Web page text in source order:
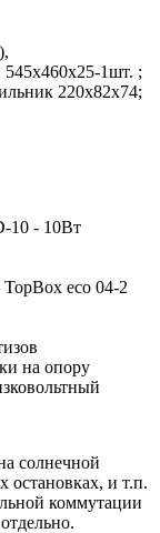
1шт. ;
220x82x74;
10 - 10Вт
eco 04-2
на опору
солнечной
остановках, и т.п.
коммутации